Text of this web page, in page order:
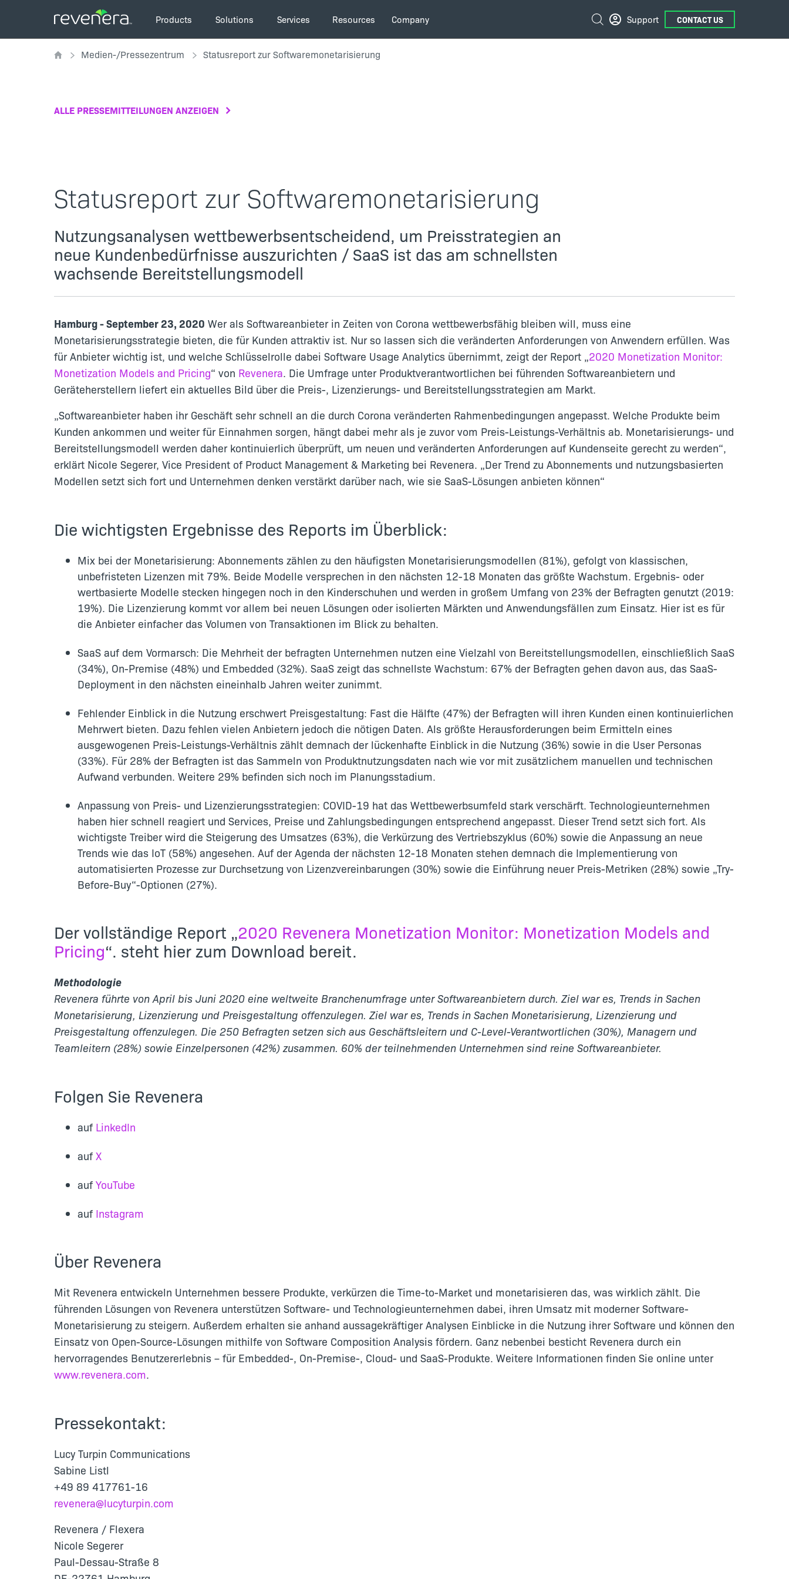
navigation
Products Solutions Services Resources Company Suche
LinksSupport CONTACT US
Pfadnavigation
Medien-/Pressezentrum Statusreport zur Softwaremonetarisierung
ALLE PRESSEMITTEILUNGEN ANZEIGEN
Statusreport zur Softwaremonetarisierung
Nutzungsanalysen wettbewerbsentscheidend, um Preisstrategien an
neue Kundenbedürfnisse auszurichten / SaaS ist das am schnellsten
wachsende Bereitstellungsmodell
Hamburg - September 23, 2020 Wer als Softwareanbieter in Zeiten von Corona wettbewerbsfähig bleiben will, muss eine
Monetarisierungsstrategie bieten, die für Kunden attraktiv ist. Nur so lassen sich die veränderten Anforderungen von Anwendern erfüllen. Was
für Anbieter wichtig ist, und welche Schlüsselrolle dabei Software Usage Analytics übernimmt, zeigt der Report „2020 Monetization Monitor:
Monetization Models and Pricing“ von Revenera. Die Umfrage unter Produktverantwortlichen bei führenden Softwareanbietern und
Geräteherstellern liefert ein aktuelles Bild über die Preis-, Lizenzierungs- und Bereitstellungsstrategien am Markt.
„Softwareanbieter haben ihr Geschäft sehr schnell an die durch Corona veränderten Rahmenbedingungen angepasst. Welche Produkte beim
Kunden ankommen und weiter für Einnahmen sorgen, hängt dabei mehr als je zuvor vom Preis-Leistungs-Verhältnis ab. Monetarisierungs- und
Bereitstellungsmodell werden daher kontinuierlich überprüft, um neuen und veränderten Anforderungen auf Kundenseite gerecht zu werden“,
erklärt Nicole Segerer, Vice President of Product Management & Marketing bei Revenera. „Der Trend zu Abonnements und nutzungsbasierten
Modellen setzt sich fort und Unternehmen denken verstärkt darüber nach, wie sie SaaS-Lösungen anbieten können“
Die wichtigsten Ergebnisse des Reports im Überblick:
Mix bei der Monetarisierung: Abonnements zählen zu den häufigsten Monetarisierungsmodellen (81%), gefolgt von klassischen,
unbefristeten Lizenzen mit 79%. Beide Modelle versprechen in den nächsten 12-18 Monaten das größte Wachstum. Ergebnis- oder
wertbasierte Modelle stecken hingegen noch in den Kinderschuhen und werden in großem Umfang von 23% der Befragten genutzt (2019:
19%). Die Lizenzierung kommt vor allem bei neuen Lösungen oder isolierten Märkten und Anwendungsfällen zum Einsatz. Hier ist es für
die Anbieter einfacher das Volumen von Transaktionen im Blick zu behalten.
SaaS auf dem Vormarsch: Die Mehrheit der befragten Unternehmen nutzen eine Vielzahl von Bereitstellungsmodellen, einschließlich SaaS
(34%), On-Premise (48%) und Embedded (32%). SaaS zeigt das schnellste Wachstum: 67% der Befragten gehen davon aus, das SaaS-
Deployment in den nächsten eineinhalb Jahren weiter zunimmt.
Fehlender Einblick in die Nutzung erschwert Preisgestaltung: Fast die Hälfte (47%) der Befragten will ihren Kunden einen kontinuierlichen
Mehrwert bieten. Dazu fehlen vielen Anbietern jedoch die nötigen Daten. Als größte Herausforderungen beim Ermitteln eines
ausgewogenen Preis-Leistungs-Verhältnis zählt demnach der lückenhafte Einblick in die Nutzung (36%) sowie in die User Personas
(33%). Für 28% der Befragten ist das Sammeln von Produktnutzungsdaten nach wie vor mit zusätzlichem manuellen und technischen
Aufwand verbunden. Weitere 29% befinden sich noch im Planungsstadium.
Anpassung von Preis- und Lizenzierungsstrategien: COVID-19 hat das Wettbewerbsumfeld stark verschärft. Technologieunternehmen
haben hier schnell reagiert und Services, Preise und Zahlungsbedingungen entsprechend angepasst. Dieser Trend setzt sich fort. Als
wichtigste Treiber wird die Steigerung des Umsatzes (63%), die Verkürzung des Vertriebszyklus (60%) sowie die Anpassung an neue
Trends wie das IoT (58%) angesehen. Auf der Agenda der nächsten 12-18 Monaten stehen demnach die Implementierung von
automatisierten Prozesse zur Durchsetzung von Lizenzvereinbarungen (30%) sowie die Einführung neuer Preis-Metriken (28%) sowie „Try-
Before-Buy“-Optionen (27%).
Der vollständige Report „2020 Revenera Monetization Monitor: Monetization Models and
Pricing“. steht hier zum Download bereit.
Methodologie
Revenera führte von April bis Juni 2020 eine weltweite Branchenumfrage unter Softwareanbietern durch. Ziel war es, Trends in Sachen
Monetarisierung, Lizenzierung und Preisgestaltung offenzulegen. Ziel war es, Trends in Sachen Monetarisierung, Lizenzierung und
Preisgestaltung offenzulegen. Die 250 Befragten setzen sich aus Geschäftsleitern und C-Level-Verantwortlichen (30%), Managern und
Teamleitern (28%) sowie Einzelpersonen (42%) zusammen. 60% der teilnehmenden Unternehmen sind reine Softwareanbieter.
Folgen Sie Revenera
auf LinkedIn
auf X
auf YouTube
auf Instagram
Über Revenera
Mit Revenera entwickeln Unternehmen bessere Produkte, verkürzen die Time-to-Market und monetarisieren das, was wirklich zählt. Die
führenden Lösungen von Revenera unterstützen Software- und Technologieunternehmen dabei, ihren Umsatz mit moderner Software-
Monetarisierung zu steigern. Außerdem erhalten sie anhand aussagekräftiger Analysen Einblicke in die Nutzung ihrer Software und können den
Einsatz von Open-Source-Lösungen mithilfe von Software Composition Analysis fördern. Ganz nebenbei besticht Revenera durch ein
hervorragendes Benutzererlebnis – für Embedded-, On-Premise-, Cloud- und SaaS-Produkte. Weitere Informationen finden Sie online unter
www.revenera.com.
Pressekontakt:
Lucy Turpin Communications
Sabine Listl
+49 89 417761-16
revenera@lucyturpin.com
Revenera / Flexera
Nicole Segerer
Paul-Dessau-Straße 8